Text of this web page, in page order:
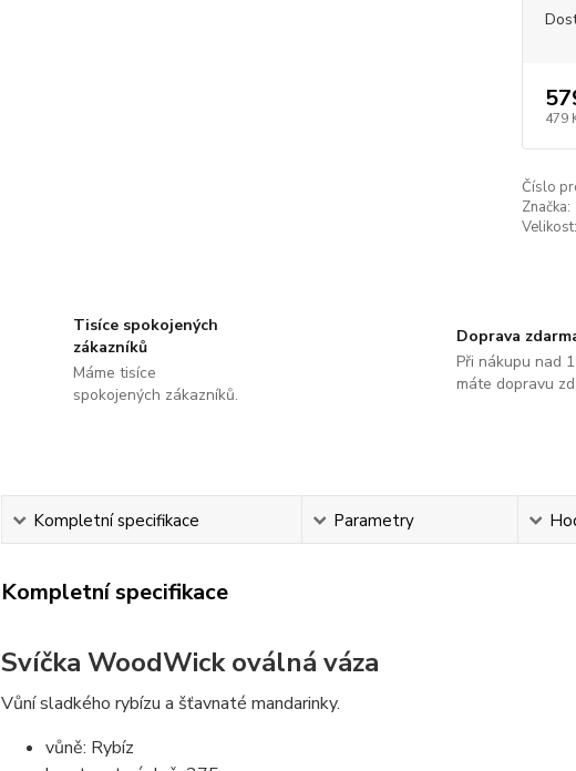
479
Číslo
Značka:
Velikost:
Tisíce spokojených
zákazníků
Máme tisíce
spokojených zákazníků.
Doprava
Při nákupu nad
máte dopravu
Kompletní specifikace Parametry
Kompletní specifikace
Svíčka WoodWick oválná váza
Vůní sladkého rybízu a šťavnaté mandarinky.
vůně: Rybíz